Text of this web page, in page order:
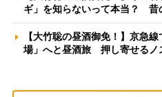
ギ」を知らないって本当？
【大竹聡の昼酒御免！】京急
場」へと昼酒旅 押し寄せる